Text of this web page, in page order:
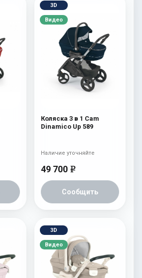
3D
Видео
Коляска 3 в 1 Cam
Dinamico Up 589
49 700 e
Сообщить
Наличие уточняйте
3D
Видео